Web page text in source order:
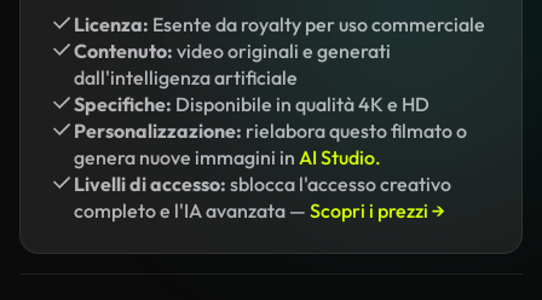
Licenza: Esente da royalty per uso commerciale
Contenuto: video originali e generati
dall'intelligenza artificiale
Specifiche: Disponibile in qualità 4K e HD
Personalizzazione: rielabora questo filmato o
genera nuove immagini in AI Studio.
Livelli di accesso: sblocca l'accesso creativo
completo e l'IA avanzata — Scopri i prezzi →